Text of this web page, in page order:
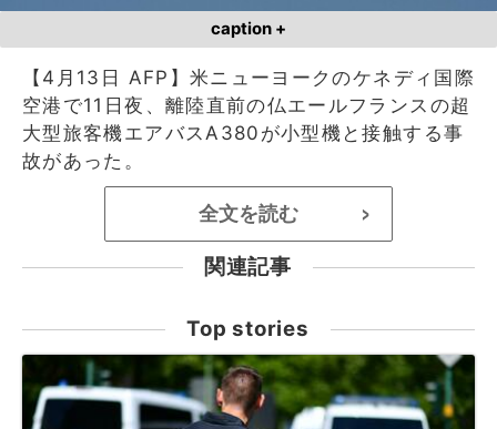
caption +
【4月13日 AFP】米ニューヨークのケネディ国際
空港で11日夜、離陸直前の仏エールフランスの超
大型旅客機エアバスA380が小型機と接触する事
故があった。
全文を読む >
関連記事
Top stories